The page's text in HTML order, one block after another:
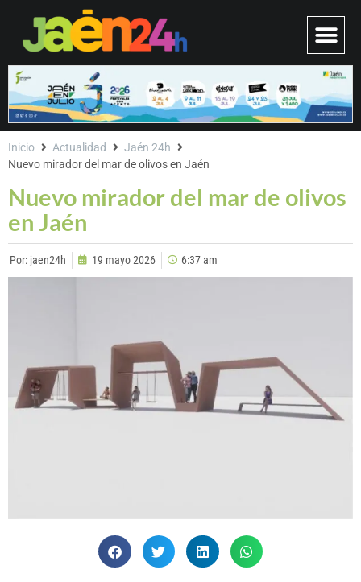
Nuevo mirador del mar de olivos
en Jaén
Inicio Actualidad
Jaén 24h
Nuevo mirador del mar de olivos en Jaén
Por: jaen24h 19 mayo 2026 6:37 am